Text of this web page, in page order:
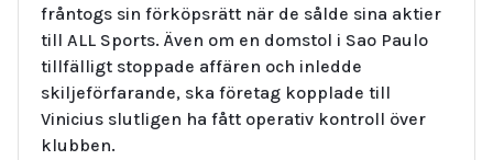
fråntogs sin förköpsrätt när de sålde sina aktier
till ALL Sports. Även om en domstol i Sao Paulo
tillfälligt stoppade affären och inledde
skiljeförfarande, ska företag kopplade till
Vinicius slutligen ha fått operativ kontroll över
klubben.